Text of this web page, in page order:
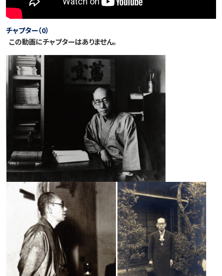
チャプター（0）
この動画にチャプターはありません。